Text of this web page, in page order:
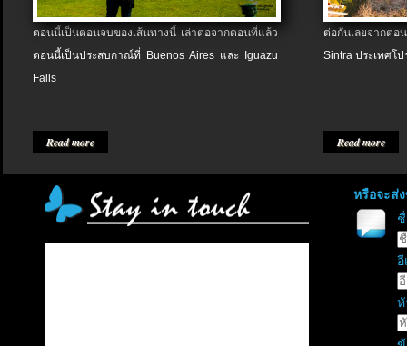
ตอนนี้เป็นตอนจบของเส้นทางนี้ เล่าต่อจากตอนที่แล้ว
ตอนนี้เป็นประสบกาณ์ที่ Buenos Aires และ Iguazu
Falls
Read more
ต่อกันเลยจากต
Sintra ประเทศโป
Read more
หรือจะส่
อี
หั